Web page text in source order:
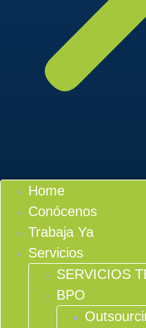
Home
Conócenos
Trabaja Ya
Servicios
SERVICIOS
BPO